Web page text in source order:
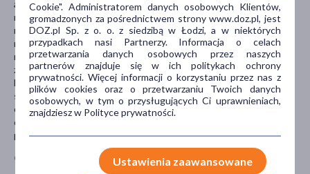
alergicznych); cyklosporynę (stosowaną po przeszczepieniu
narządów lub w przypadku ciężkich chorób skóry,
reumatoidalnego zapalenia stawów lub zespołu
nerczycowego); leki moczopędne; leki stosowane w leczeniu
nadciśnienia tętniczego; lit; selektywne inhibitory wychwytu
zwrotnego serotoniny (SSRI); metotreksat (stosowany w
leczeniu nowotworów lub ciężkiej niekontrolowanej choroby
skóry i czynnego reumatoidalnego zapalenia stawów);
cholestyraminę (stosowana w celu zmniejszenia stężenia
cholesterolu); stosuje wewnątrzmaciczną antykoncepcję,
powszechnie znaną jako spirala.
Ciąża i karmienie piersią
Cookie". Administratorem danych osobowych Klientów,
gromadzonych za pośrednictwem strony www.doz.pl, jest
DOZ.pl Sp. z o. o. z siedzibą w Łodzi, a w niektórych
przypadkach nasi Partnerzy. Informacja o celach
przetwarzania danych osobowych przez naszych
partnerów znajduje się w ich politykach ochrony
prywatności. Więcej informacji o korzystaniu przez nas z
plików cookies oraz o przetwarzaniu Twoich danych
osobowych, w tym o przysługujących Ci uprawnieniach,
znajdziesz w Polityce prywatności.
Ustawienia zaawansowane